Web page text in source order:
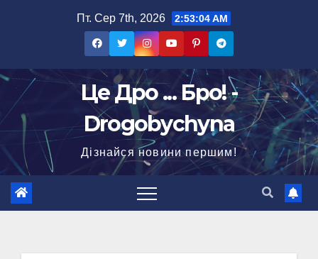
Пт. Сер 7th, 2026 2:53:05 AM
Це Дро ... Бро! -
Drogobychyna
Дізнайся новини першим!